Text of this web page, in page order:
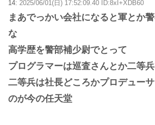
14: 2025/06/01(日) 17:52:09.40 ID:8xI+XDB60
まあでっかい会社になると軍とか
な
高学歴を警部補少尉でとって
プログラマーは巡査さんとか二等
二等兵は社長どころかプロデュー
のが今の任天堂